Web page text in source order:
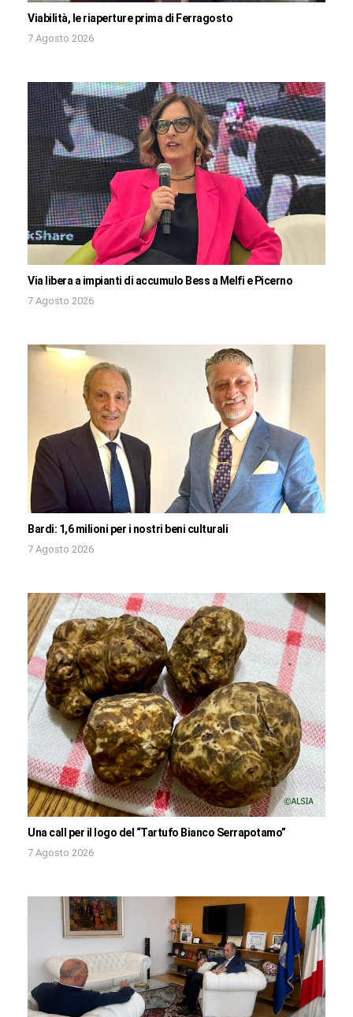
Viabilità, le riaperture prima di Ferragosto
7 Agosto 2026
Via libera a impianti di accumulo Bess a Melfi e Picerno
7 Agosto 2026
Bardi: 1,6 milioni per i nostri beni culturali
7 Agosto 2026
Una call per il logo del “Tartufo Bianco Serrapotamo”
7 Agosto 2026